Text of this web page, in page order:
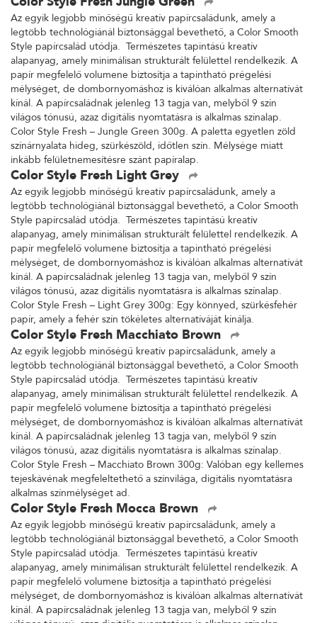
Color Style Fresh Jungle Green
Az egyik legjobb minőségű kreatív papírcsaládunk, amely a
legtöbb technológiánál biztonsággal bevethető, a Color Smooth
Style papírcsalád utódja. Természetes tapintású kreatív
alapanyag, amely minimálisan strukturált felülettel rendelkezik. A
papír megfelelő volumene biztosítja a tapintható prégelési
mélységet, de dombornyomáshoz is kiválóan alkalmas alternatívát
kínál. A papírcsaládnak jelenleg 13 tagja van, melyből 9 szín
világos tónusú, azaz digitális nyomtatásra is alkalmas színalap.
Color Style Fresh – Jungle Green 300g. A paletta egyetlen zöld
színárnyalata hideg, szürkészöld, időtlen szín. Mélysége miatt
inkább felületnemesítésre szánt papíralap.
Color Style Fresh Light Grey
Az egyik legjobb minőségű kreatív papírcsaládunk, amely a
legtöbb technológiánál biztonsággal bevethető, a Color Smooth
Style papírcsalád utódja. Természetes tapintású kreatív
alapanyag, amely minimálisan strukturált felülettel rendelkezik. A
papír megfelelő volumene biztosítja a tapintható prégelési
mélységet, de dombornyomáshoz is kiválóan alkalmas alternatívát
kínál. A papírcsaládnak jelenleg 13 tagja van, melyből 9 szín
világos tónusú, azaz digitális nyomtatásra is alkalmas színalap.
Color Style Fresh – Light Grey 300g: Egy könnyed, szürkésfehér
papír, amely a fehér szín tökéletes alternatíváját kínálja.
Color Style Fresh Macchiato Brown
Az egyik legjobb minőségű kreatív papírcsaládunk, amely a
legtöbb technológiánál biztonsággal bevethető, a Color Smooth
Style papírcsalád utódja. Természetes tapintású kreatív
alapanyag, amely minimálisan strukturált felülettel rendelkezik. A
papír megfelelő volumene biztosítja a tapintható prégelési
mélységet, de dombornyomáshoz is kiválóan alkalmas alternatívát
kínál. A papírcsaládnak jelenleg 13 tagja van, melyből 9 szín
világos tónusú, azaz digitális nyomtatásra is alkalmas színalap.
Color Style Fresh – Macchiato Brown 300g: Valóban egy kellemes
tejeskávénak megfeleltethető a színvilága, digitális nyomtatásra
alkalmas színmélységet ad.
Color Style Fresh Mocca Brown
Az egyik legjobb minőségű kreatív papírcsaládunk, amely a
legtöbb technológiánál biztonsággal bevethető, a Color Smooth
Style papírcsalád utódja. Természetes tapintású kreatív
alapanyag, amely minimálisan strukturált felülettel rendelkezik. A
papír megfelelő volumene biztosítja a tapintható prégelési
mélységet, de dombornyomáshoz is kiválóan alkalmas alternatívát
kínál. A papírcsaládnak jelenleg 13 tagja van, melyből 9 szín